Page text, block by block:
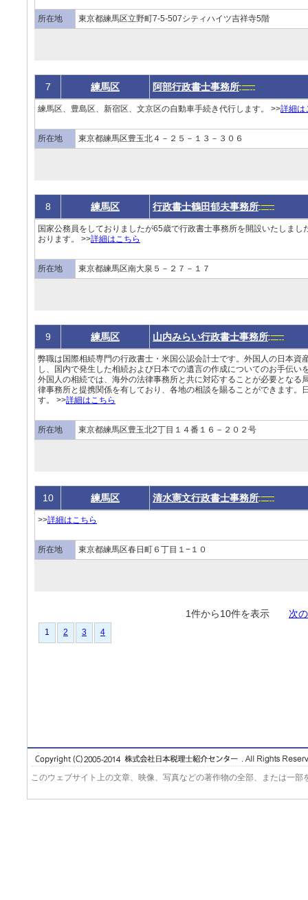
所在地 東京都練馬区立野町7-5-507シティハイツ吉祥寺5階
7 練馬区 阿部行政書士事務所
練馬区、豊島区、新宿区、文京区の自動車手続き代行します。 >>詳細は
所在地 東京都練馬区豊玉北４－２５－１３－３０６
8 練馬区 行政書士鶴田郁夫事務所
国家公務員をしておりましたが65歳で行政書士事務所を開設いたしま
おります。 >>詳細はこちら
所在地 東京都練馬区南大泉５－２７－１７
9 練馬区 山内みらい行政書士事務所
弊職は国際相続専門の行政書士・米国公認会計士です。外国人の日本資
し、国内で発生した相続および日本での遺言の作成についてのお手伝い
外国人の相続では、海外の法律事務所と共に対応することが必要となる
律事務所と提携関係を有しており、各地の相談を賜ることができます。
す。 >>詳細はこちら
所在地 東京都練馬区豊玉北2丁目１４番１６－２０２号
10 練馬区 清水憲文行政書士事務所
>>詳細はこちら
所在地 東京都練馬区春日町６丁目１−１０
1件から10件を表示 次
1 2 3 4
このウェブサイト上の文章、映像、写真などの著作物の全部、または一